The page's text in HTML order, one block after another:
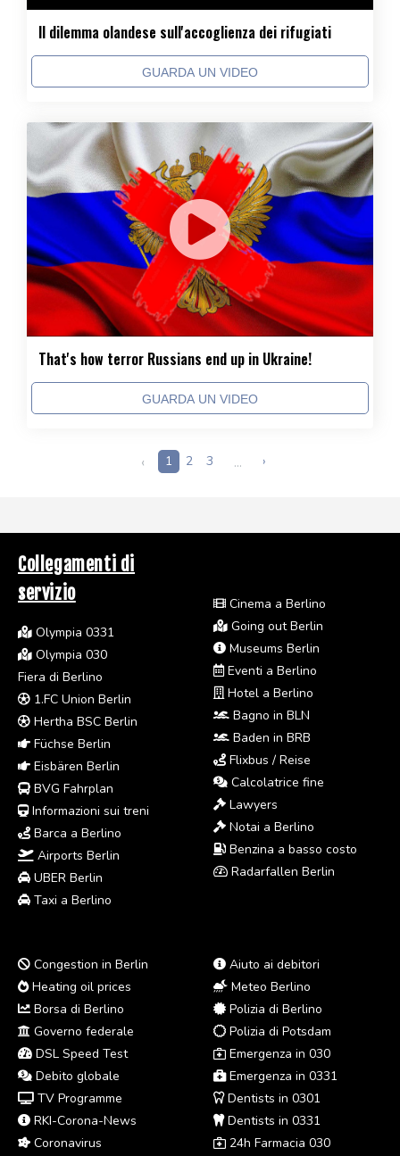
Il dilemma olandese sull'accoglienza dei rifugiati
GUARDA UN VIDEO
That's how terror Russians end up in Ukraine!
GUARDA UN VIDEO
‹ 1 2 3 ... ›
Collegamenti di
servizio
Olympia 0331
Olympia 030
Fiera di Berlino
1.FC Union Berlin
Hertha BSC Berlin
Füchse Berlin
Eisbären Berlin
BVG Fahrplan
Informazioni sui treni
Barca a Berlino
Airports Berlin
UBER Berlin
Taxi a Berlino
Cinema a Berlino
Going out Berlin
Museums Berlin
Eventi a Berlino
Hotel a Berlino
Bagno in BLN
Baden in BRB
Flixbus / Reise
Calcolatrice fine
Lawyers
Notai a Berlino
Benzina a basso costo
Radarfallen Berlin
Congestion in Berlin
Heating oil prices
Borsa di Berlino
Governo federale
DSL Speed Test
Debito globale
TV Programme
RKI-Corona-News
Coronavirus
Aiuto ai debitori
Meteo Berlino
Polizia di Berlino
Polizia di Potsdam
Emergenza in 030
Emergenza in 0331
Dentists in 0301
Dentists in 0331
24h Farmacia 030